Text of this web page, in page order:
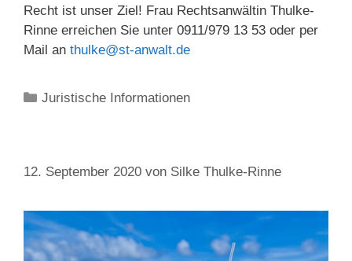
Recht ist unser Ziel! Frau Rechtsanwältin Thulke-
Rinne erreichen Sie unter 0911/979 13 53 oder per
Mail an thulke@st-anwalt.de
Kategorien
Juristische Informationen
12. September 2020 von Silke Thulke-Rinne